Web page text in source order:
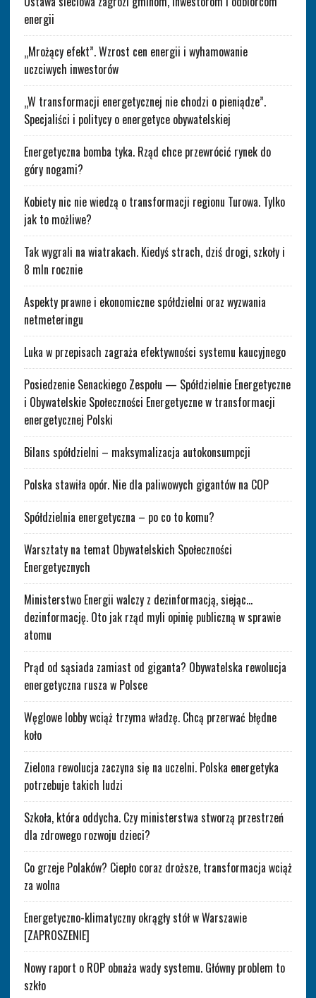
energii
„Mrożący efekt”. Wzrost cen energii i wyhamowanie
uczciwych inwestorów
„W transformacji energetycznej nie chodzi o pieniądze”.
Specjaliści i politycy o energetyce obywatelskiej
Energetyczna bomba tyka. Rząd chce przewrócić rynek do
góry nogami?
Kobiety nic nie wiedzą o transformacji regionu Turowa. Tylko
jak to możliwe?
Tak wygrali na wiatrakach. Kiedyś strach, dziś drogi, szkoły i
8 mln rocznie
Aspekty prawne i ekonomiczne spółdzielni oraz wyzwania
netmeteringu
Luka w przepisach zagraża efektywności systemu kaucyjnego
Posiedzenie Senackiego Zespołu — Spółdzielnie Energetyczne
i Obywatelskie Społeczności Energetyczne w transformacji
energetycznej Polski
Bilans spółdzielni – maksymalizacja autokonsumpcji
Polska stawiła opór. Nie dla paliwowych gigantów na COP
Spółdzielnia energetyczna – po co to komu?
Warsztaty na temat Obywatelskich Społeczności
Energetycznych
Ministerstwo Energii walczy z dezinformacją, siejąc…
dezinformację. Oto jak rząd myli opinię publiczną w sprawie
atomu
Prąd od sąsiada zamiast od giganta? Obywatelska rewolucja
energetyczna rusza w Polsce
Węglowe lobby wciąż trzyma władzę. Chcą przerwać błędne
koło
Zielona rewolucja zaczyna się na uczelni. Polska energetyka
potrzebuje takich ludzi
Szkoła, która oddycha. Czy ministerstwa stworzą przestrzeń
dla zdrowego rozwoju dzieci?
Co grzeje Polaków? Ciepło coraz droższe, transformacja wciąż
za wolna
Energetyczno-klimatyczny okrągły stół w Warszawie
[ZAPROSZENIE]
Nowy raport o ROP obnaża wady systemu. Główny problem to
szkło